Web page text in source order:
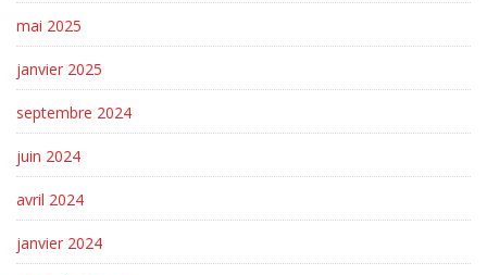
mai 2025
janvier 2025
septembre 2024
juin 2024
avril 2024
janvier 2024